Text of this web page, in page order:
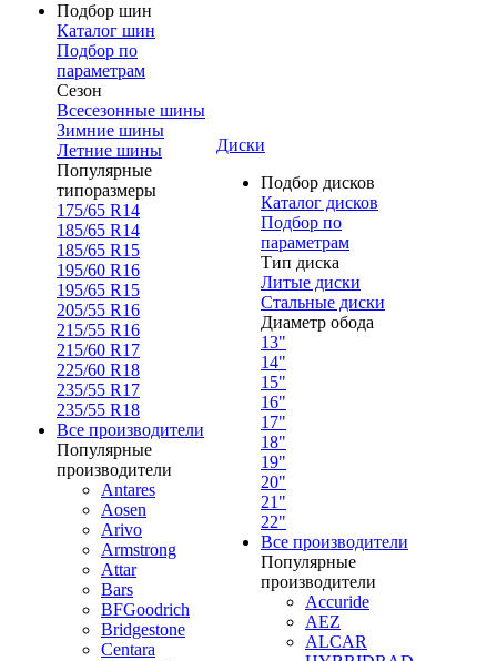
Подбор шин
Каталог шин
Подбор по
параметрам
Сезон
Всесезонные шины
Зимние шины
Летние шины
Популярные
типоразмеры
175/65 R14
185/65 R14
185/65 R15
195/60 R16
195/65 R15
205/55 R16
215/55 R16
215/60 R17
225/60 R18
235/55 R17
235/55 R18
Все производители
Популярные
производители
Antares
Aosen
Arivo
Armstrong
Attar
Bars
BFGoodrich
Bridgestone
Centara
Диски
Подбор дисков
Каталог дисков
Подбор по
параметрам
Тип диска
Литые диски
Стальные диски
Диаметр обода
13"
14"
15"
16"
17"
18"
19"
20"
21"
22"
Все производители
Популярные
производители
Accuride
AEZ
ALCAR